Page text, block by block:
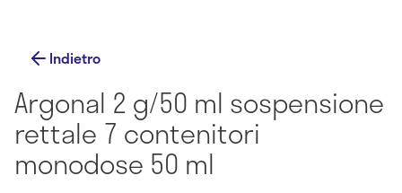
Indietro
Argonal 2 g/50 ml sospensione
rettale 7 contenitori
monodose 50 ml